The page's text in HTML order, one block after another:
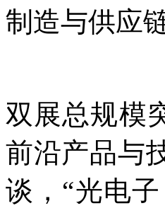
制造与供应
双展总规模
前沿产品与
谈，“光电